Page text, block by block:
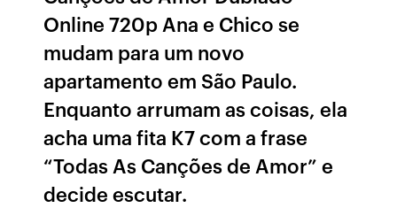
Online 720p Ana e Chico se
mudam para um novo
apartamento em São Paulo.
Enquanto arrumam as coisas, ela
acha uma fita K7 com a frase
“Todas As Canções de Amor” e
decide escutar.